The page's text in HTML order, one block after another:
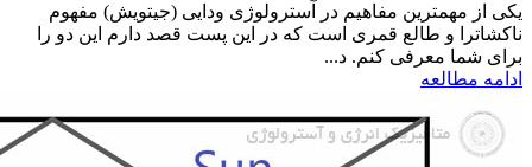
یکی از مهمترین مفاهیم در آسترولوژی ودایی (جیتویش) مفهوم
ناکشاترا و طالع قمری است که در این پست قصد دارم این دو را
برای شما معرفی کنم. د...
ادامه مطالعه